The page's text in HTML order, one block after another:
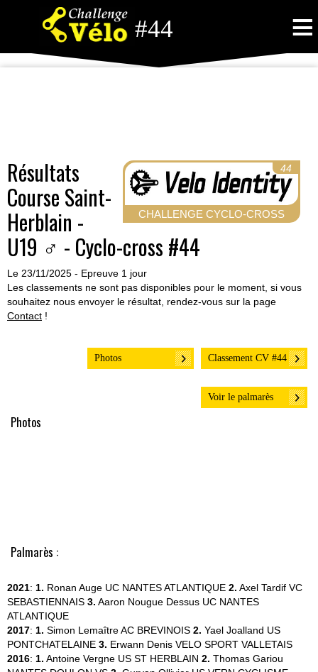
#44 ≡
44
CHALLENGE CYCLO-CROSS
Résultats
Course Saint-
Herblain -
U19 ♂ - Cyclo-cross #44
Le 23/11/2025 - Epreuve 1 jour
Les classements ne sont pas disponibles pour le moment, si vous
souhaitez nous envoyer le résultat, rendez-vous sur la page
Contact !
Classement CV #44
Photos
Voir le palmarès
Photos
Palmarès :
2021: 1. Ronan Auge UC NANTES ATLANTIQUE 2. Axel Tardif VC
SEBASTIENNAIS 3. Aaron Nougue Dessus UC NANTES
ATLANTIQUE
2017: 1. Simon LemaîtreAC BREVINOIS 2. Yael Joalland US
PONTCHATELAINE 3. Erwann Denis VELO SPORT VALLETAIS
2016: 1. Antoine Vergne US ST HERBLAIN 2. Thomas Gariou